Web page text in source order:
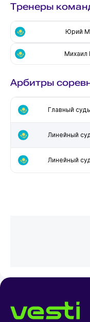
Тренеры
Юрий
Михаил
Арбитры
Главный
Линейный
Линейный